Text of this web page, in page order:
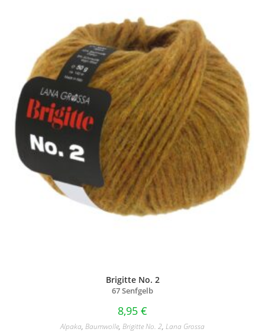
Brigitte No. 2
67 Senfgelb
8,95 €
Alpaka, Baumwolle, Brigitte No. 2, Lana Grossa